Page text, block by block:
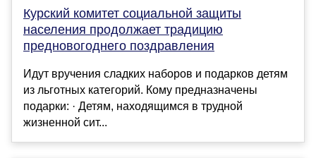
Курский комитет социальной защиты
населения продолжает традицию
предновогоднего поздравления
Идут вручения сладких наборов и подарков детям
из льготных категорий. Кому предназначены
подарки: · Детям, находящимся в трудной
жизненной сит...